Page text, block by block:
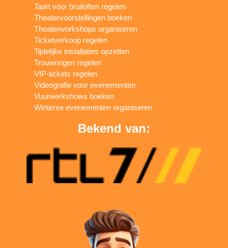
Taart voor bruiloften regelen
Theatervoorstellingen boeken
Theaterworkshops organiseren
Ticketverkoop regelen
Tijdelijke installaties opzetten
Trouwringen regelen
VIP-tickets regelen
Videografie voor evenementen
Vuurwerkshows boeken
Winterse evenementen organiseren
Bekend van: